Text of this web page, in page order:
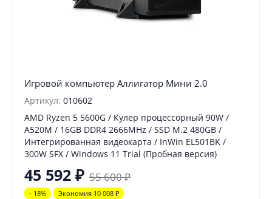
Игровой компьютер Аллигатор Мини 2.0
Артикул: 010602
AMD Ryzen 5 5600G / Кулер процессорный 90W /
A520M / 16GB DDR4 2666MHz / SSD M.2 480GB /
Интегрированная видеокарта / InWin EL501BK /
300W SFX / Windows 11 Trial (Пробная версия)
45 592 ₽ 55 600₽
- 18% Экономия 10 008 ₽